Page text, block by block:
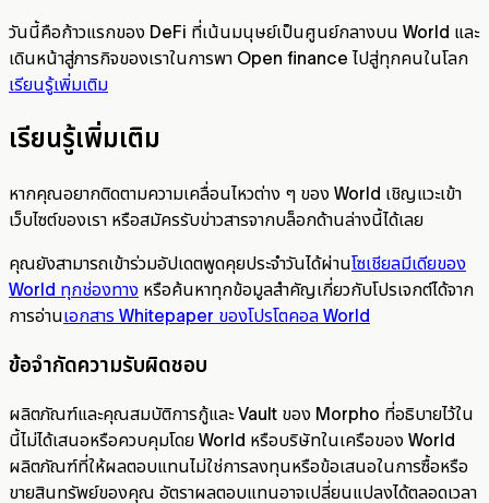
วันนี้คือก้าวแรกของ DeFi ที่เน้นมนุษย์เป็นศูนย์กลางบน World และ
เดินหน้าสู่ภารกิจของเราในการพา Open finance ไปสู่ทุกคนในโลก
เรียนรู้เพิ่มเติม
เรียนรู้เพิ่มเติม
หากคุณอยากติดตามความเคลื่อนไหวต่าง ๆ ของ World เชิญแวะเข้า
เว็บไซต์ของเรา หรือสมัครรับข่าวสารจากบล็อกด้านล่างนี้ได้เลย
คุณยังสามารถเข้าร่วมอัปเดตพูดคุยประจำวันได้ผ่านโซเชียลมีเดียของ
World ทุกช่องทาง หรือค้นหาทุกข้อมูลสำคัญเกี่ยวกับโปรเจกต์ได้จาก
การอ่านเอกสาร Whitepaper ของโปรโตคอล World
ข้อจำกัดความรับผิดชอบ
ผลิตภัณฑ์และคุณสมบัติการกู้และ Vault ของ Morpho ที่อธิบายไว้ใน
นี้ไม่ได้เสนอหรือควบคุมโดย World หรือบริษัทในเครือของ World
ผลิตภัณฑ์ที่ให้ผลตอบแทนไม่ใช่การลงทุนหรือข้อเสนอในการซื้อหรือ
ขายสินทรัพย์ของคุณ อัตราผลตอบแทนอาจเปลี่ยนแปลงได้ตลอดเวลา